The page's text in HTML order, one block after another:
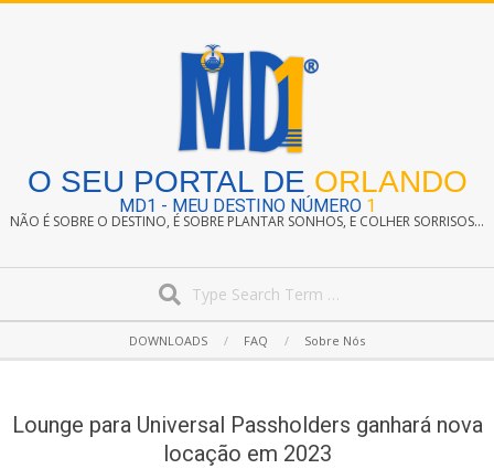
O SEU PORTAL DE ORLANDO
MD1 - MEU DESTINO NÚMERO 1
NÃO É SOBRE O DESTINO, É SOBRE PLANTAR SONHOS, E COLHER SORRISOS...
Navigation
DOWNLOADS FAQ Sobre Nós
Lounge para Universal Passholders ganhará nova
locação em 2023